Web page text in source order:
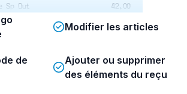
Sp Out
42.00
Salmon
Garlic Pst
9.00
@ 11.00
30.00
@ 15.00
14.00
@ 7.00
Modifier les articles
de
Ajouter ou supprimer
des éléments du reçu